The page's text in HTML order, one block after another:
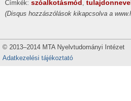
Címkék: szóalkotásmód,
(Disqus hozzászólások kikapcsolva a
© 2013–2014 MTA Nyelvtudományi Intézet
Adatkezelési tájékoztató